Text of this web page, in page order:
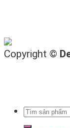
Copyright ©